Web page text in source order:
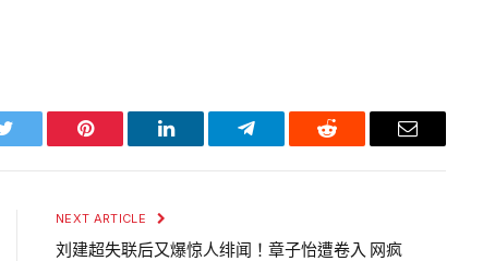
Twitter Pinterest LinkedIn Telegram Reddit Email
NEXT ARTICLE
刘建超失联后又爆惊人绯闻！章子怡遭卷入 网疯